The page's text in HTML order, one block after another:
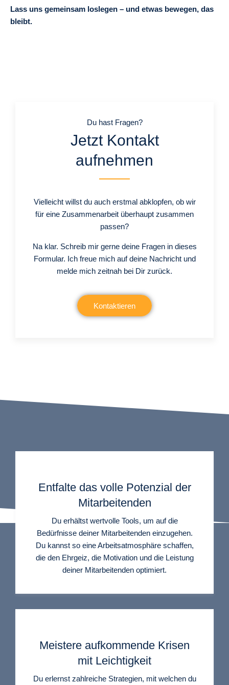
Lass uns gemeinsam loslegen – und etwas bewegen, das
bleibt.
Du hast Fragen?
Jetzt Kontakt
aufnehmen
Vielleicht willst du auch erstmal abklopfen, ob wir
für eine Zusammenarbeit überhaupt zusammen
passen?
Na klar. Schreib mir gerne deine Fragen in dieses
Formular. Ich freue mich auf deine Nachricht und
melde mich zeitnah bei Dir zurück.
Kontaktieren
Entfalte das volle Potenzial der
Mitarbeitenden
Du erhältst wertvolle Tools, um auf die
Bedürfnisse deiner Mitarbeitenden einzugehen.
Du kannst so eine Arbeitsatmosphäre schaffen,
die den Ehrgeiz, die Motivation und die Leistung
deiner Mitarbeitenden optimiert.
Meistere aufkommende Krisen
mit Leichtigkeit
Du erlernst zahlreiche Strategien, mit welchen du